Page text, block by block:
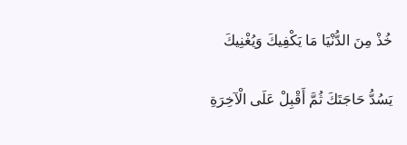
خُذْ مِنَ الدُّنْيَا مَا يَكْفِيكَ وَيُغْنِيكَ
يَسُدُّ حَاجَتَكَ ثُمَّ أَقْبِلْ عَلَى الْآخِرَةِ